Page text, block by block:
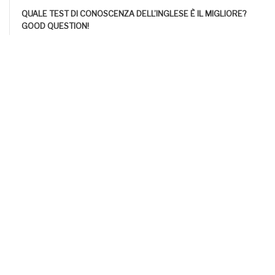
QUALE TEST DI CONOSCENZA DELL’INGLESE È IL MIGLIORE?
GOOD QUESTION!